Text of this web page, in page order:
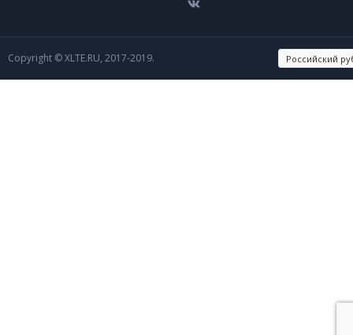
Copyright © XLTE.RU, 2017-2019.